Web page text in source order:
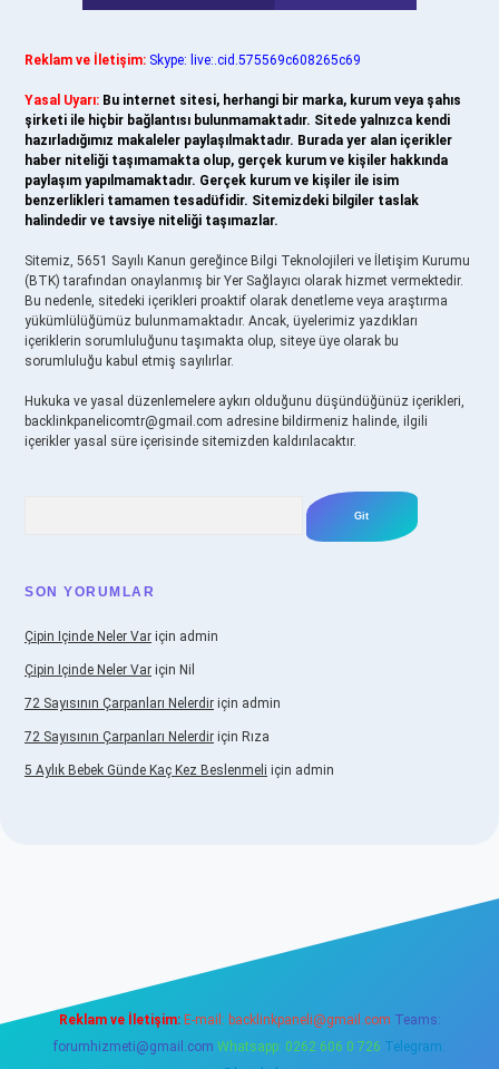
Reklam ve İletişim: Skype: live:.cid.575569c608265c69
Yasal Uyarı: Bu internet sitesi, herhangi bir marka, kurum veya şahıs
şirketi ile hiçbir bağlantısı bulunmamaktadır. Sitede yalnızca kendi
hazırladığımız makaleler paylaşılmaktadır. Burada yer alan içerikler
haber niteliği taşımamakta olup, gerçek kurum ve kişiler hakkında
paylaşım yapılmamaktadır. Gerçek kurum ve kişiler ile isim
benzerlikleri tamamen tesadüfidir. Sitemizdeki bilgiler taslak
halindedir ve tavsiye niteliği taşımazlar.
Sitemiz, 5651 Sayılı Kanun gereğince Bilgi Teknolojileri ve İletişim Kurumu
(BTK) tarafından onaylanmış bir Yer Sağlayıcı olarak hizmet vermektedir.
Bu nedenle, sitedeki içerikleri proaktif olarak denetleme veya araştırma
yükümlülüğümüz bulunmamaktadır. Ancak, üyelerimiz yazdıkları
içeriklerin sorumluluğunu taşımakta olup, siteye üye olarak bu
sorumluluğu kabul etmiş sayılırlar.
Hukuka ve yasal düzenlemelere aykırı olduğunu düşündüğünüz içerikleri,
backlinkpanelicomtr@gmail.com adresine bildirmeniz halinde, ilgili
içerikler yasal süre içerisinde sitemizden kaldırılacaktır.
SON YORUMLAR
Çipin Içinde Neler Var için admin
Çipin Içinde Neler Var için Nil
72 Sayısının Çarpanları Nelerdir için admin
72 Sayısının Çarpanları Nelerdir için Rıza
5 Aylık Bebek Günde Kaç Kez Beslenmeli için admin
Reklam ve İletişim: E-mail: backlinkpaneli@gmail.com Teams:
forumhizmeti@gmail.com Whatsapp: 0262 606 0 726 Telegram: